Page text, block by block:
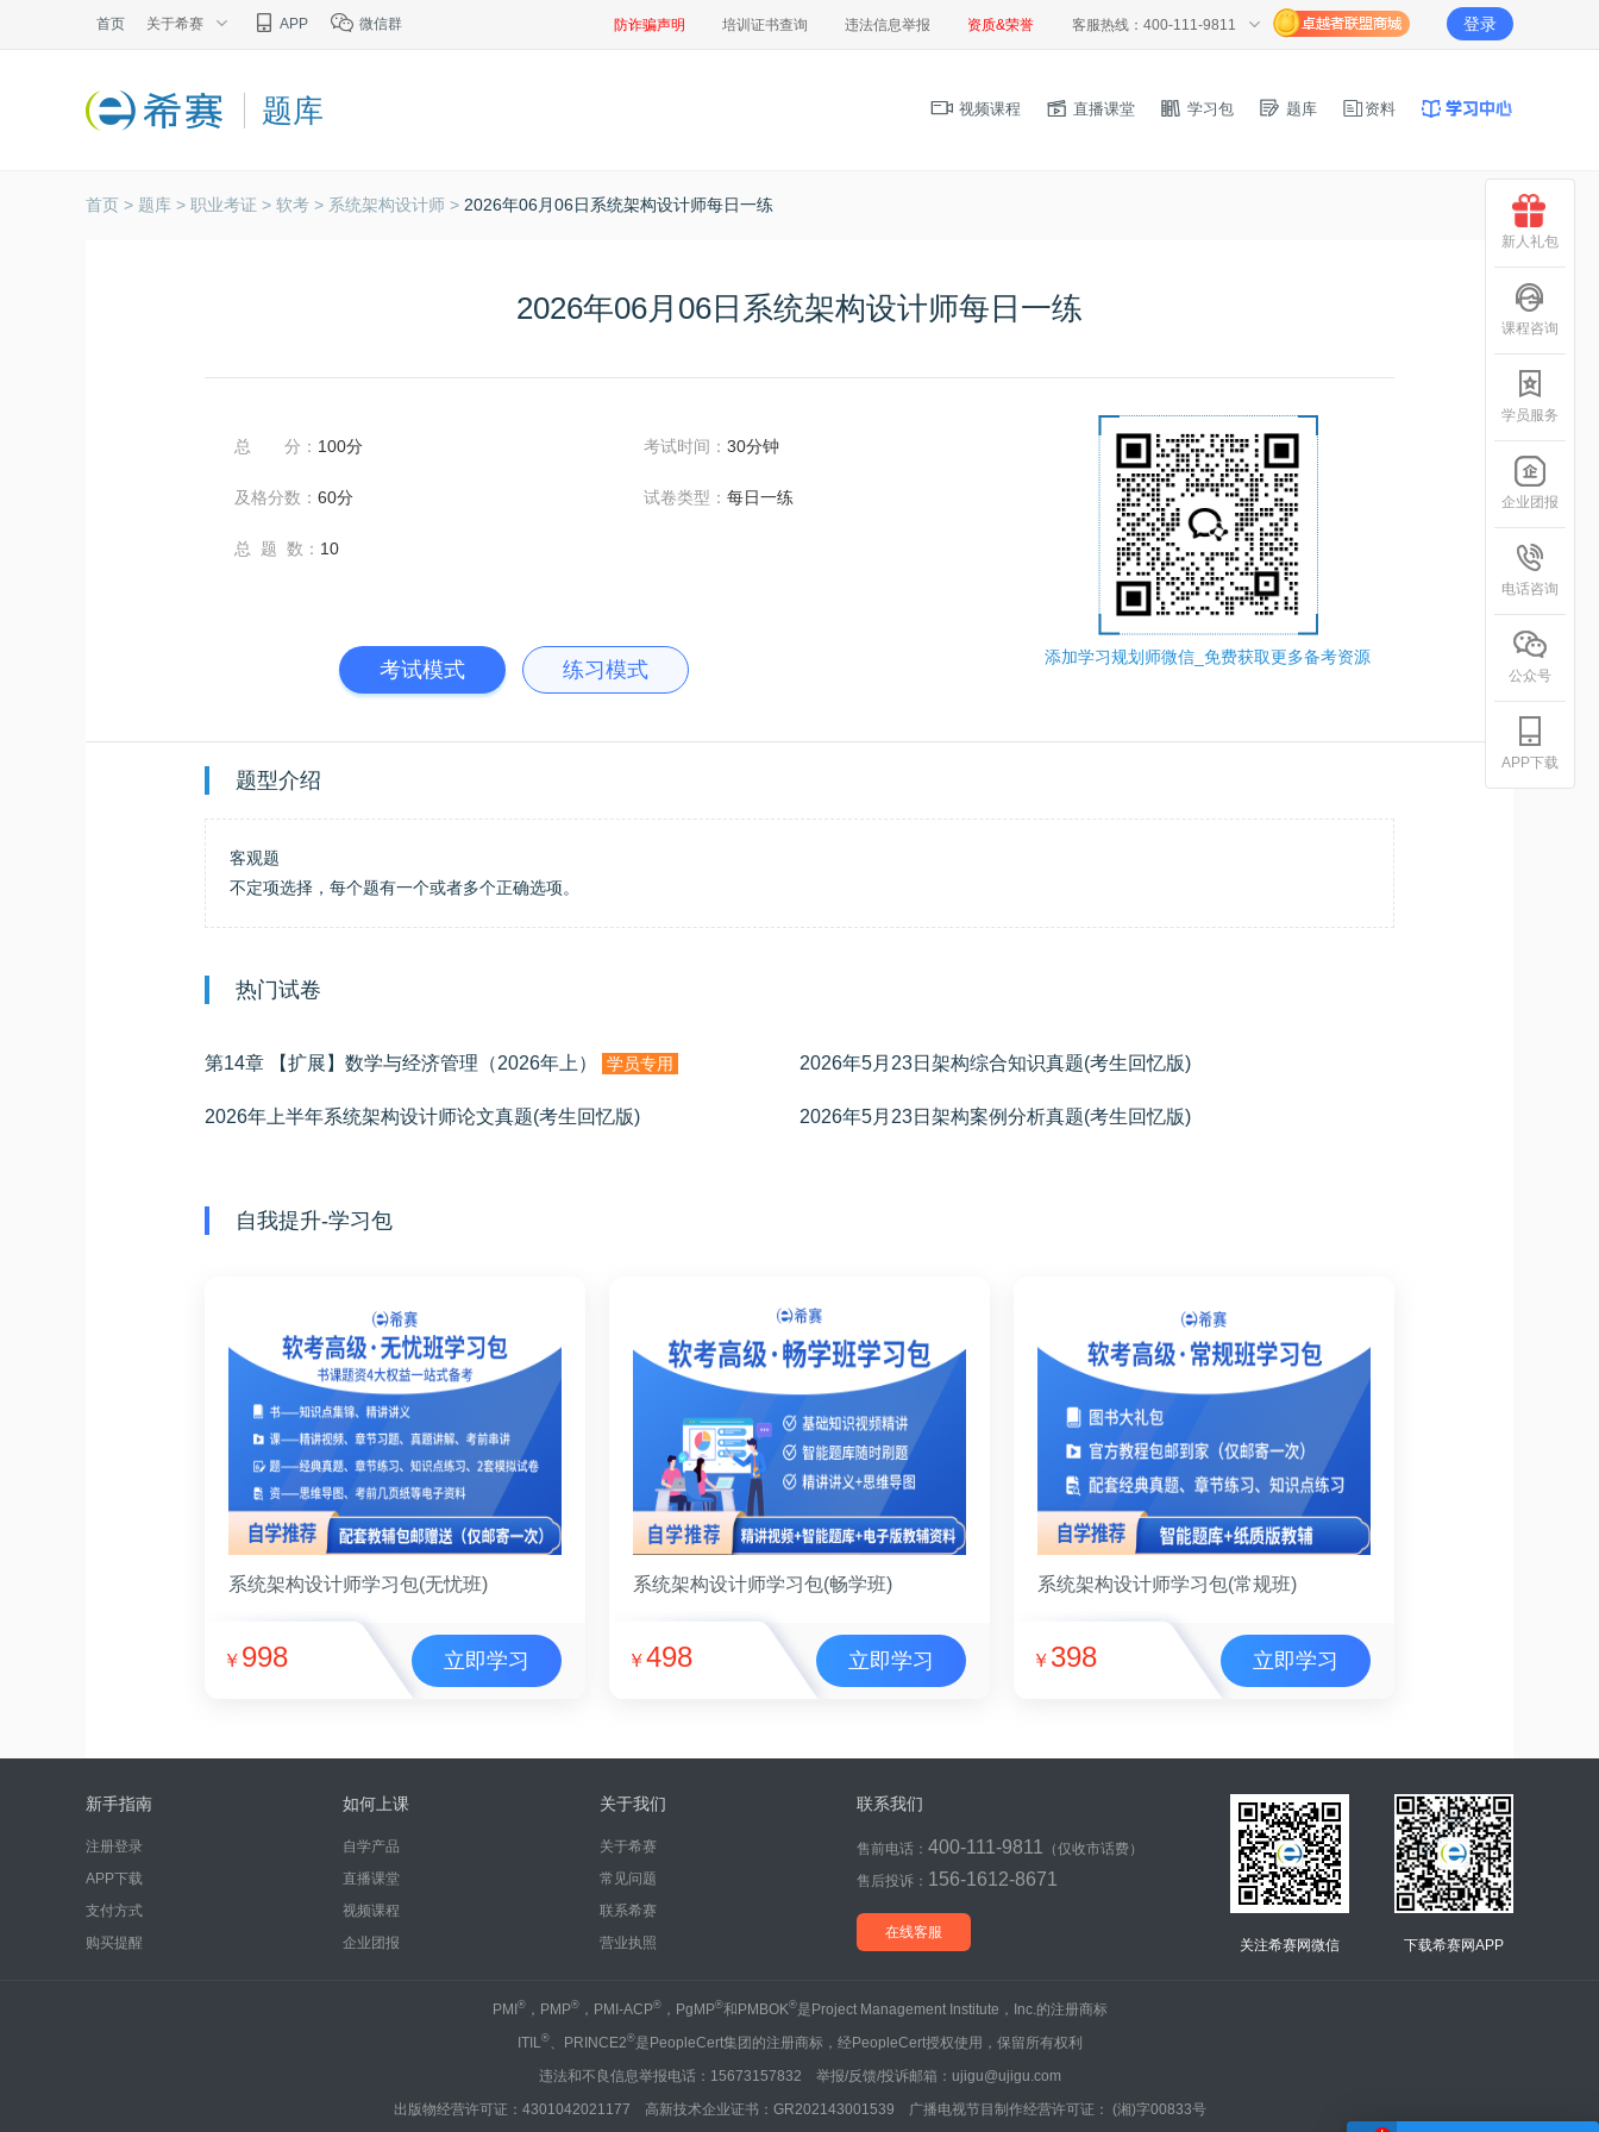
首页 关于希赛 APP 微信群 防诈骗声明 培训证书查询 违法信息举报 资质&荣誉 客服热线：400-111-9811 登录
题库 视频课程 直播课堂 学习包 题库 资料
首页 > 题库 > 职业考证 > 软考 > 系统架构设计师 > 2026年06月06日系统架构设计师每日一练
2026年06月06日系统架构设计师每日一练
总 分： 100分
及格分数： 60分
总 题 数： 10
考试时间： 30分钟
试卷类型： 每日一练
考试模式 练习模式
添加学习规划师微信_免费获取更多备考资源
题型介绍
客观题
不定项选择，每个题有一个或者多个正确选项。
热门试卷
第14章 【扩展】数学与经济管理（2026年上） 学员专用 2026年5月23日架构综合知识真题(考生回忆版)
2026年上半年系统架构设计师论文真题(考生回忆版) 2026年5月23日架构案例分析真题(考生回忆版)
自我提升-学习包
系统架构设计师学习包(无忧班)
￥ 998 立即学习
系统架构设计师学习包(畅学班)
￥498 立即学习
系统架构设计师学习包(常规班)
￥ 398 立即学习
新手指南
注册登录
APP下载
支付方式
购买提醒
如何上课
自学产品
直播课堂
视频课程
企业团报
关于我们
关于希赛
常见问题
联系希赛
营业执照
联系我们
售前电话： 400-111-9811
（仅收市话费）
售后投诉： 156-1612-8671
在线客服
关注希赛网微信 下载希赛网APP
PMI®，PMP®，PMI-ACP®，PgMP®和PMBOK®是Project Management Institute，Inc.的注册商标
ITIL®、PRINCE2®是PeopleCert集团的注册商标，经PeopleCert授权使用，保留所有权利
违法和不良信息举报电话：15673157832 举报/反馈/投诉邮箱：ujigu@ujigu.com
出版物经营许可证：4301042021177 高新技术企业证书：GR202143001539 广播电视节目制作经营许可证： (湘)字00833号
新人礼包
课程咨询
学员服务
企业团报
电话咨询
公众号
APP下载